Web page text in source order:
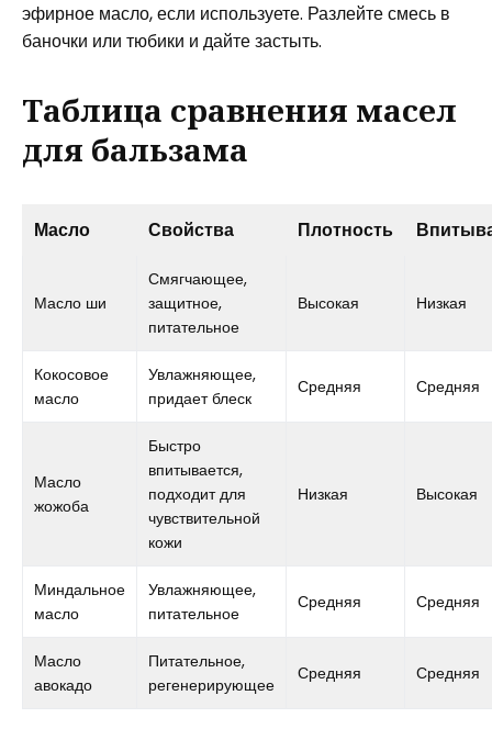
эфирное масло, если используете. Разлейте смесь в
баночки или тюбики и дайте застыть.
Таблица сравнения масел
для бальзама
Масло Свойства Плотность
Масло ши
Смягчающее,
защитное,
питательное
Высокая Низкая
Кокосовое
масло
Увлажняющее,
придает блеск
Средняя Средняя
Масло
жожоба
Быстро
впитывается,
подходит для
чувствительной
кожи
Низкая Высокая
Миндальное
масло
Увлажняющее,
питательное
Средняя Средняя
Масло
авокадо
Питательное,
регенерирующее
Средняя Средняя